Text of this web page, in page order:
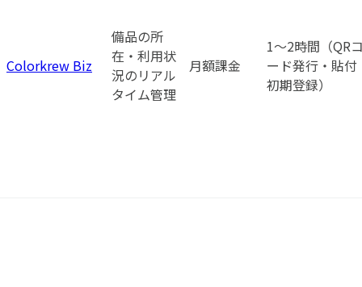
Colorkrew Biz
備品の所
在・利用状
況のリアル
タイム管理
月額課金
1〜2時間（QR
ード発行・貼付
初期登録）